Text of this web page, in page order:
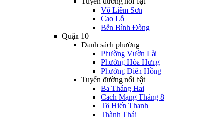
Võ Liêm Sơn
Cao Lỗ
Bến Bình Đông
Quận 10
Danh sách phường
Phường Vườn Lài
Phường Hòa Hưng
Phường Diên Hồng
Tuyến đường nổi bật
Ba Tháng Hai
Cách Mạng Tháng 8
Tô Hiến Thành
Thành Thái